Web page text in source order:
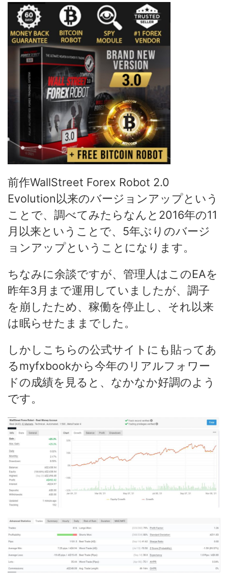
前作WallStreet Forex Robot 2.0
Evolution以来のバージョンアップという
ことで、調べてみたらなんと2016年の11
月以来ということで、5年ぶりのバージ
ョンアップということになります。
ちなみに余談ですが、管理人はこのEAを
昨年3月まで運用していましたが、調子
を崩したため、稼働を停止し、それ以来
は眠らせたままでした。
しかしこちらの公式サイトにも貼ってあ
るmyfxbookから今年のリアルフォワー
ドの成績を見ると、なかなか好調のよう
です。